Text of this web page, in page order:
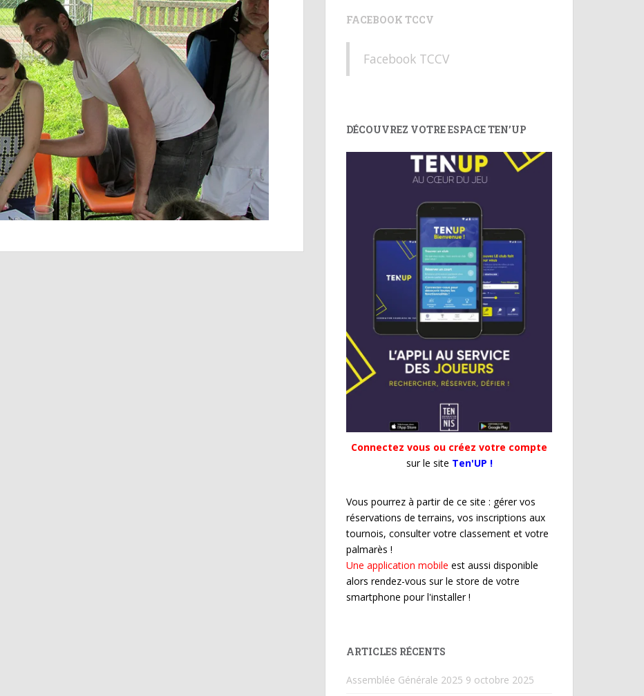
FACEBOOK TCCV
Facebook TCCV
DÉCOUVREZ VOTRE ESPACE TEN’UP
Connectez vous ou créez votre compte
sur le site Ten'UP !
Vous pourrez à partir de ce site : gérer vos
réservations de terrains, vos inscriptions aux
tournois, consulter votre classement et votre
palmarès !
Une application mobile est aussi disponible
alors rendez-vous sur le store de votre
smartphone pour l'installer !
ARTICLES RÉCENTS
Assemblée Générale 2025 9 octobre 2025